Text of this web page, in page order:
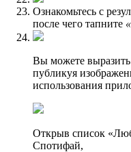
Ознакомьтесь с
после чего тапните
Вы можете выразить
публикуя
использования
Открыв список
Спотифай,